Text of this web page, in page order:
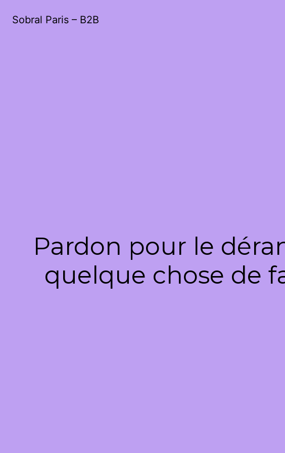
Sobral Paris – B2B
Pardon pour le
quelque chose de